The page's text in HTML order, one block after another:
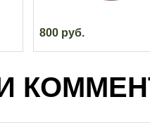
800 руб.